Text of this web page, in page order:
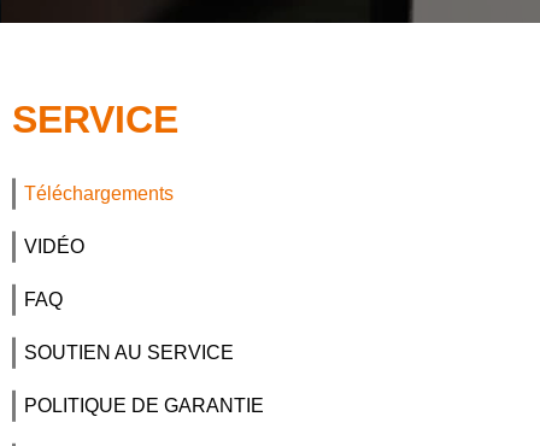
SERVICE
Téléchargements
VIDÉO
FAQ
SOUTIEN AU SERVICE
POLITIQUE DE GARANTIE